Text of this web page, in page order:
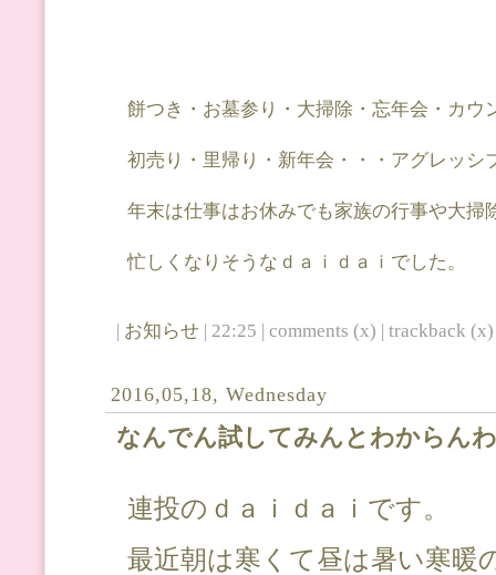
餅つき・お墓参り・大掃除・忘年会・カウ
初売り・里帰り・新年会・・・アグレッシ
年末は仕事はお休みでも家族の行事や大掃
忙しくなりそうなｄａｉｄａｉでした。
| お知らせ | 22:25 | comments (x) | trackback (x)
2016,05,18, Wednesday
なんでん試してみんとわからん
連投のｄａｉｄａｉです。
最近朝は寒くて昼は暑い寒暖